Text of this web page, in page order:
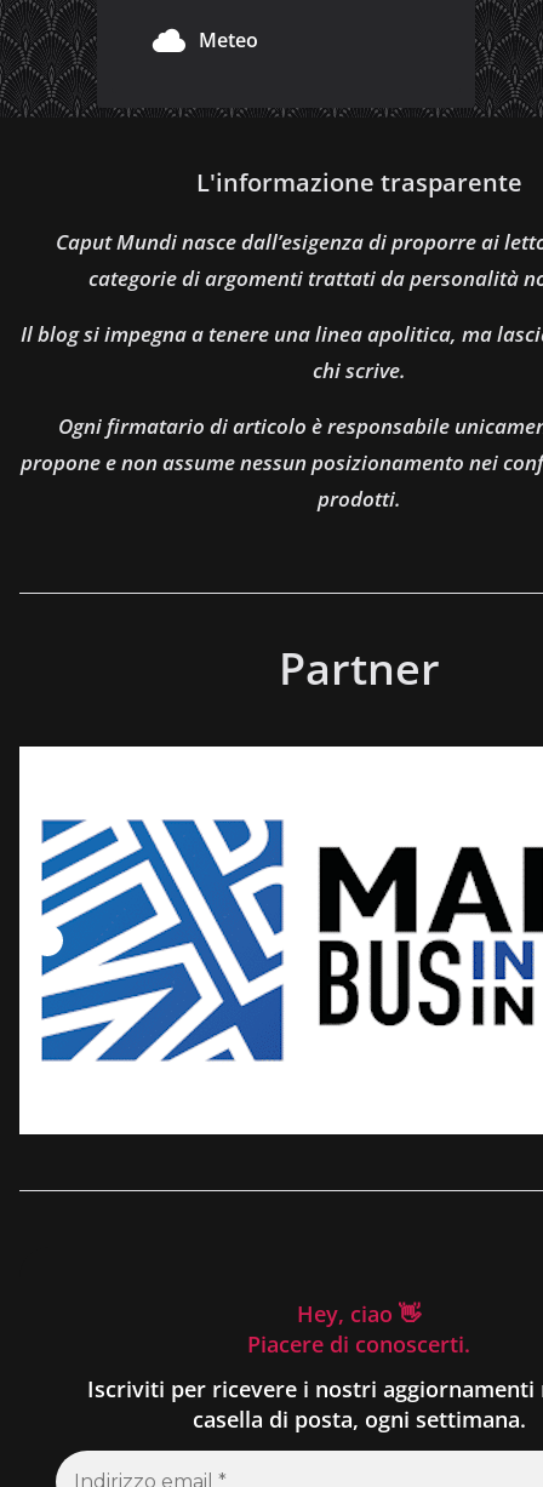
Meteo
L'informazione trasparente
Caput Mundi nasce dall’esigenza di proporre ai
categorie di argomenti trattati da personalità
Il blog si impegna a tenere una linea apolitica, ma
chi scrive.
Ogni firmatario di articolo è responsabile
propone e non assume nessun posizionamento nei
prodotti.
Partner
Hey, ciao 👋
Piacere di conoscerti.
Iscriviti per ricevere i nostri aggiornamenti
casella di posta, ogni settimana.